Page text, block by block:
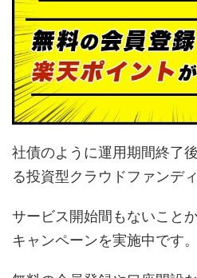
社債のように運用期間終了
る投資型クラウドファンディ
サービス開始間もないこと
キャンペーンを実施中です。